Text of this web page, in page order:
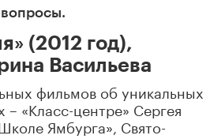
(2012 год),
Васильева
фильмов об уникальных
– «Класс-центре» Сергея
Ямбурга», Свято-